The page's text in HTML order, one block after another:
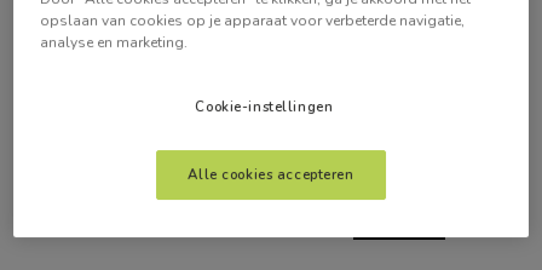
opslaan van cookies op je apparaat voor verbeterde navigatie,
analyse en marketing.
Cookie-instellingen
Alle cookies accepteren